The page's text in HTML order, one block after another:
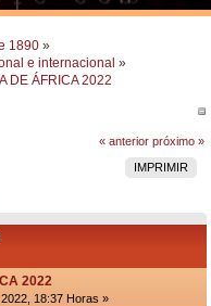
1890 »
e internacional »
DE ÁFRICA 2022
« anterior próximo »
IMPRIMIR
2022
18:37 Horas »